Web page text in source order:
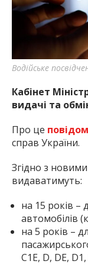
Водійське
Кабінет
видачі та
Про це
справ України.
Згідно з
видаватимуть:
на 15 років –
автомобілів
на 5 років –
С1Е, D, DE,